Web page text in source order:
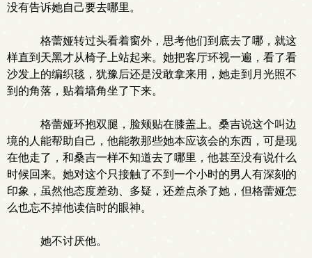
没有告诉她自己要去哪里。
格蕾娅转过头看着窗外，思考他们到底去了哪，就这
样直到天黑才从椅子上站起来。她把客厅环视一遍，看了看
沙发上的编织毯，犹豫后还是没敢拿来用，她走到月光照不
到的角落，贴着墙角坐了下来。
格蕾娅环抱双腿，脸颊贴在膝盖上。桑吉说这个叫边
境的人能帮助自己，他能教那些她本应该会的东西，可是现
在他走了，和桑吉一样不知道去了哪里，他甚至没有说什么
时候回来。她对这个只接触了不到一个小时的男人有深刻的
印象，虽然他态度差劲、多疑，还差点杀了她，但格蕾娅怎
么也忘不掉他读信时的眼神。
她不讨厌他。